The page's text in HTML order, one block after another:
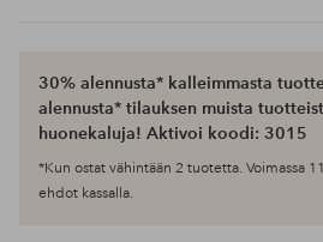
30% alennusta* kalleimmasta
alennusta* tilauksen muista
huonekaluja! Aktivoi koodi: 3015
*Kun ostat vähintään 2 tuotetta. Voimassa
ehdot kassalla.